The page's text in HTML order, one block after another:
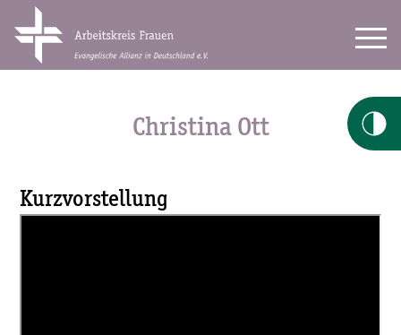
Christina Ott
Kurzvorstellung